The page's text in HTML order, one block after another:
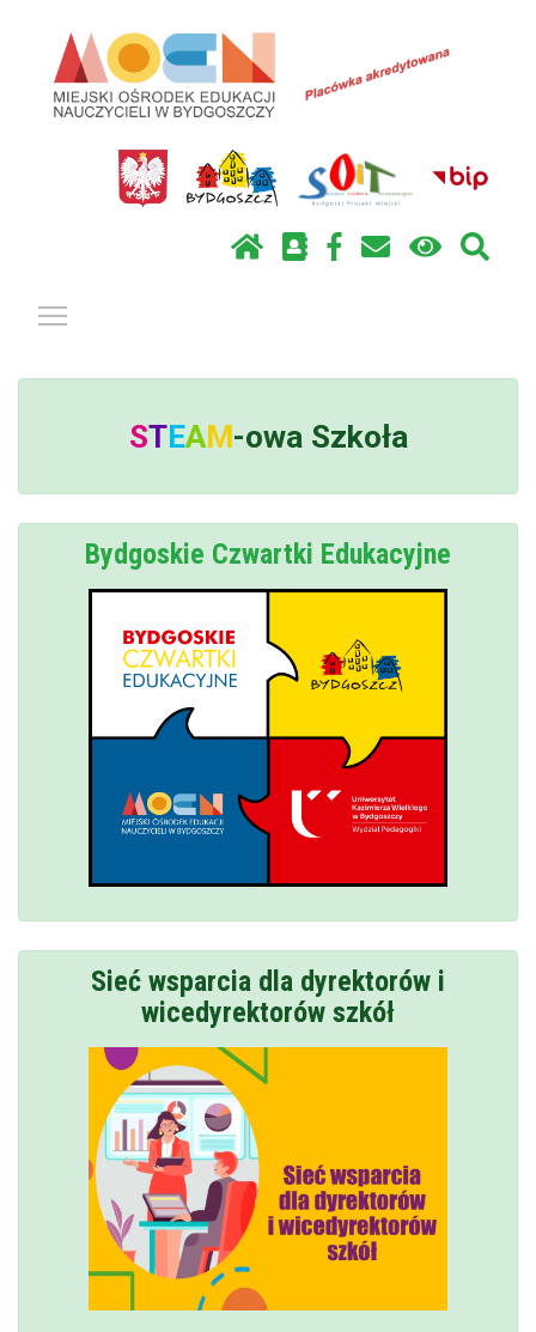
STEAM-owa Szkoła
Bydgoskie Czwartki Edukacyjne
Sieć wsparcia dla dyrektorów i
wicedyrektorów szkół